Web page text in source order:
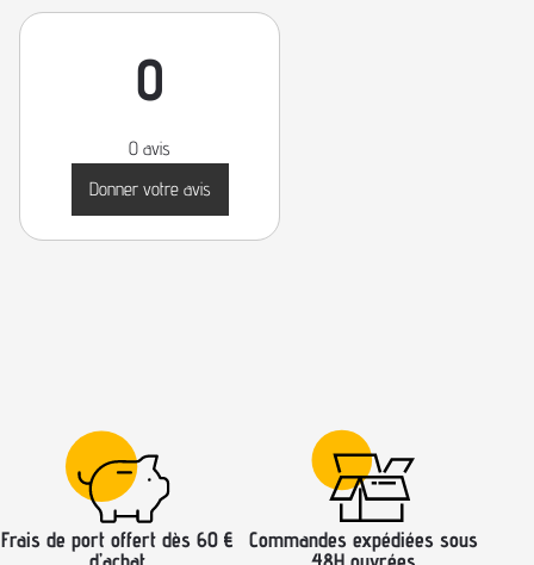
0
0 avis
Donner votre avis
Frais de port offert dès 60 €
Commandes expédiées sous